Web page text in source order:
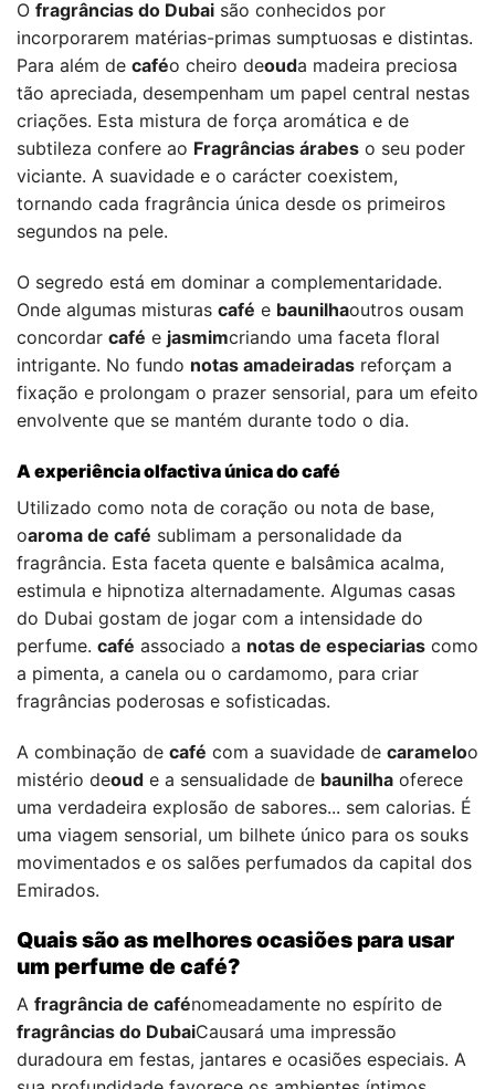
O fragrâncias do Dubai são conhecidos por
incorporarem matérias-primas sumptuosas e distintas.
Para além de caféo cheiro deouda madeira preciosa
tão apreciada, desempenham um papel central nestas
criações. Esta mistura de força aromática e de
subtileza confere ao Fragrâncias árabes o seu poder
viciante. A suavidade e o carácter coexistem,
tornando cada fragrância única desde os primeiros
segundos na pele.
O segredo está em dominar a complementaridade.
Onde algumas misturas café e baunilhaoutros ousam
concordar café e jasmimcriando uma faceta floral
intrigante. No fundo notas amadeiradas reforçam a
fixação e prolongam o prazer sensorial, para um efeito
envolvente que se mantém durante todo o dia.
A experiência olfactiva única do café
Utilizado como nota de coração ou nota de base,
oaroma de café sublimam a personalidade da
fragrância. Esta faceta quente e balsâmica acalma,
estimula e hipnotiza alternadamente. Algumas casas
do Dubai gostam de jogar com a intensidade do
perfume. café associado a notas de especiarias como
a pimenta, a canela ou o cardamomo, para criar
fragrâncias poderosas e sofisticadas.
A combinação de café com a suavidade de carameloo
mistério deoud e a sensualidade de baunilha oferece
uma verdadeira explosão de sabores... sem calorias. É
uma viagem sensorial, um bilhete único para os souks
movimentados e os salões perfumados da capital dos
Emirados.
Quais são as melhores ocasiões para usar
um perfume de café?
A fragrância de cafénomeadamente no espírito de
fragrâncias do DubaiCausará uma impressão
duradoura em festas, jantares e ocasiões especiais. A